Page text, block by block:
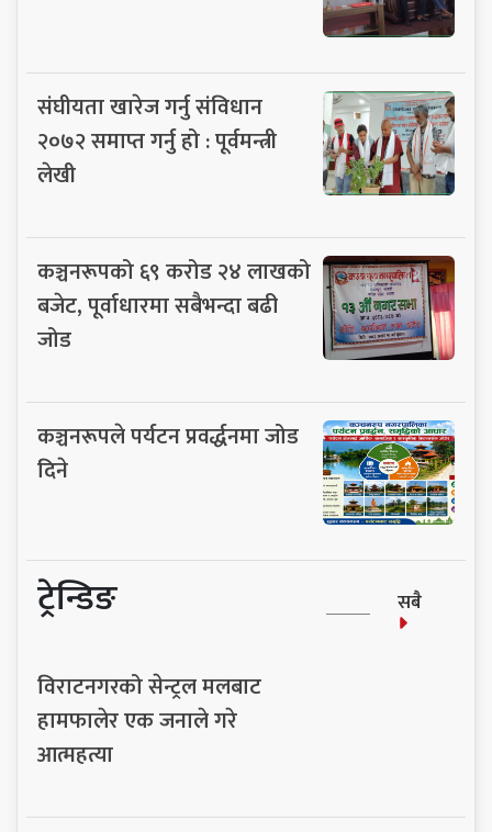
संघीयता खारेज गर्नु संविधान
२०७२ समाप्त गर्नु हो : पूर्वमन्त्री
लेखी
कञ्चनरूपको ६९ करोड २४ लाखको
बजेट, पूर्वाधारमा सबैभन्दा बढी
जोड
कञ्चनरूपले पर्यटन प्रवर्द्धनमा जोड
दिने
ट्रेन्डिङ सबै
विराटनगरको सेन्ट्रल मलबाट
हामफालेर एक जनाले गरे
आत्महत्या